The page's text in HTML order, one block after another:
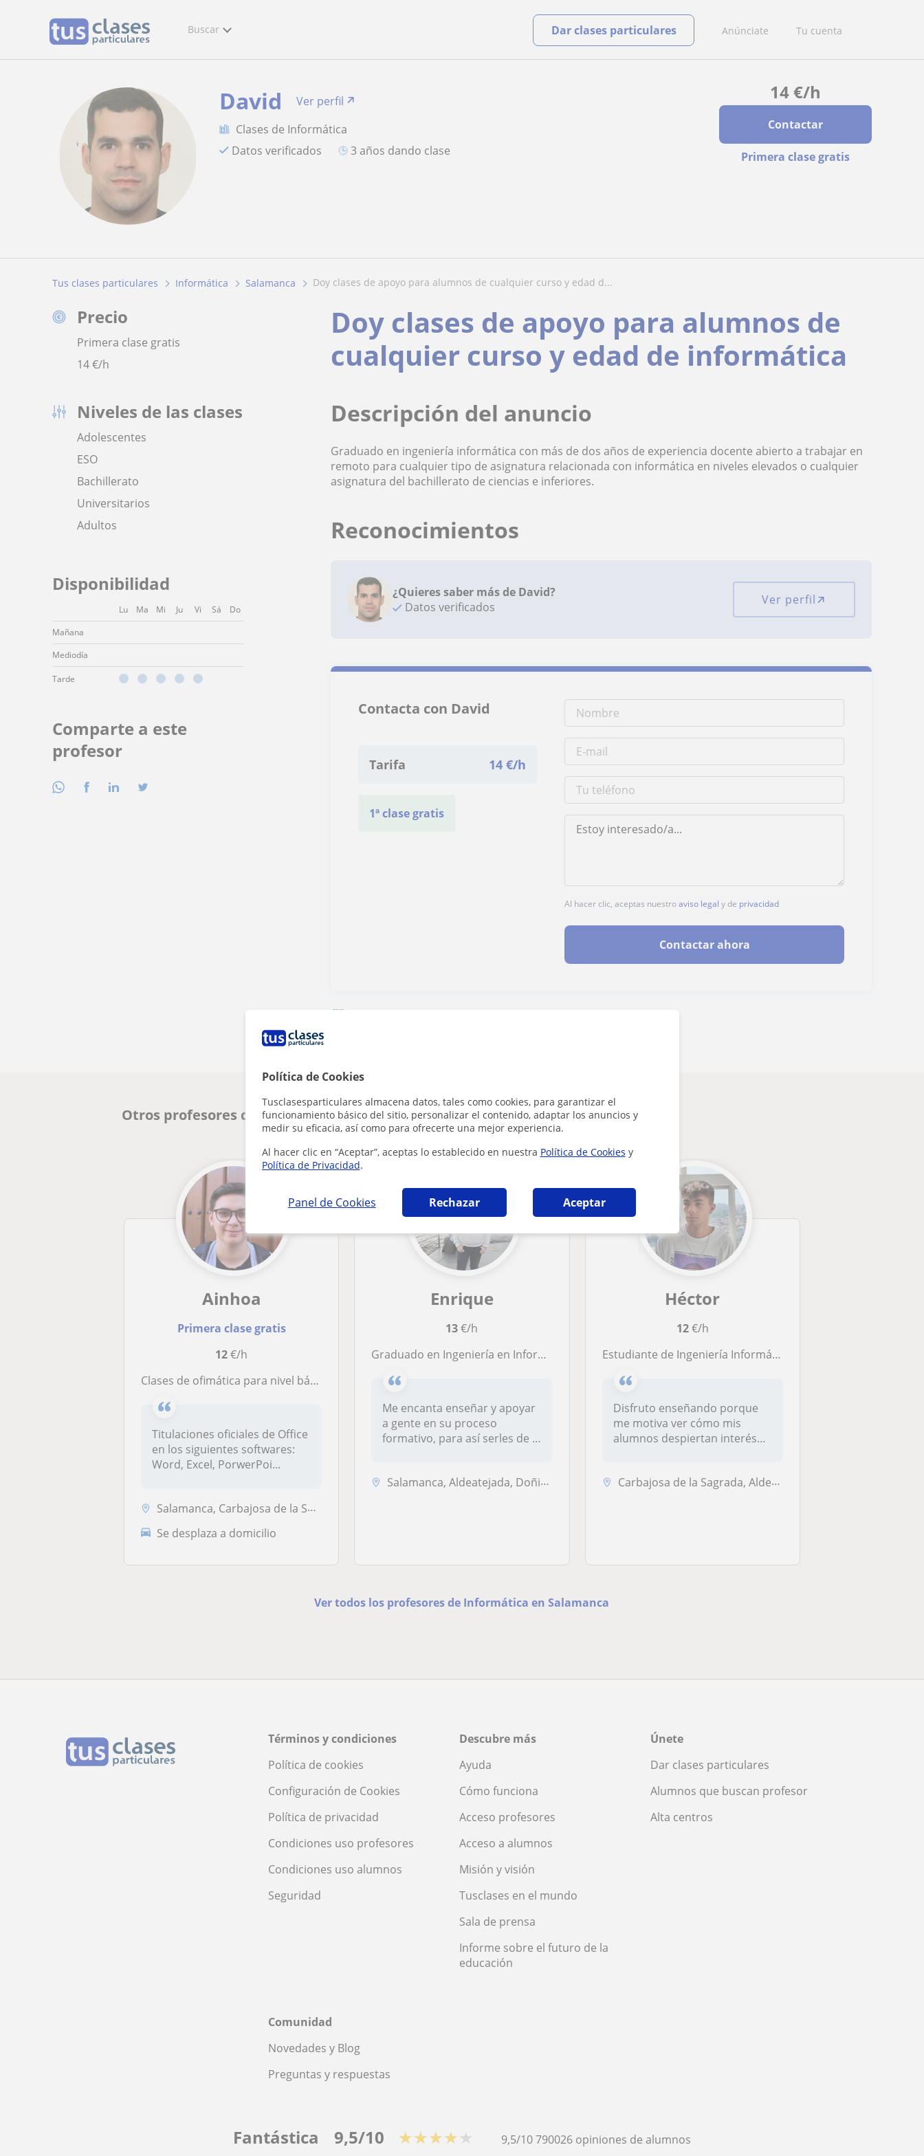
Política de Cookies
Tusclasesparticulares almacena datos, tales como cookies, para garantizar el
funcionamiento básico del sitio, personalizar el contenido, adaptar los anuncios y
medir su eficacia, así como para ofrecerte una mejor experiencia.
Al hacer clic en “Aceptar”, aceptas lo establecido en nuestra Política de Cookies y
Política de Privacidad.
Panel de Cookies Rechazar Aceptar
Buscar Anúnciate Tu cuenta
Dar clases particulares
14€/h
Contactar
Primera clase gratis
David
Ver perfil
Clases de Informática
Datos verificados
3 años dando clase
Tus clases particulares Informática Salamanca doy clases de apoyo para alumnos de cualquier curso y edad d...
Precio
Primera clase gratis
14€/h
Niveles de las clases
Adolescentes
ESO
Bachillerato
Universitarios
Adultos
Disponibilidad
Lu Ma Mi Ju Vi Sá
Do
Mañana
Mediodía
Tarde
Comparte a este
profesor
Doy clases de apoyo para alumnos de
cualquier curso y edad de informática
Descripción del anuncio
Graduado en ingeniería informática con más de dos años de experiencia docente abierto a trabajar en
remoto para cualquier tipo de asignatura relacionada con informática en niveles elevados o cualquier
asignatura del bachillerato de ciencias e inferiores.
Reconocimientos
¿Quieres saber más de David?
Datos verificados
Ver perfil
Contacta con David
Tarifa 14 €/h
1ª clase gratis
Al hacer clic, aceptas nuestroaviso legal y de privacidad
Contactar ahora
Otros profesores de Informática en Salamanca que pueden interesarte
Ainhoa
Primera clase gratis
12€/h
Clases de ofimática para nivel básico e intermedio
Titulaciones oficiales de Office
en los siguientes softwares:
Word, Excel, PorwerPoi...
Salamanca, Carbajosa de la Sagrada, Santa Marta de Tormes, Villamayor
Se desplaza a domicilio
Enrique
13€/h
Graduado en Ingeniería en Informática con 3 años de experiencia en empresa privada dispuesto a enseñar todo lo que he aprendido
Me encanta enseñar y apoyar
a gente en su proceso
formativo, para así serles de la
Salamanca, Aldeatejada, Doñinos de , Villamayor
Héctor
12€/h
Estudiante de Ingeniería Informática con experiencia dando clases particulares de matemáticas y física.
Disfruto enseñando porque
me motiva ver cómo mis
alumnos despiertan interés
Carbajosa de la Sagrada, Aldeatejada, Salamanca, Santa Marta de Tormes...
Ver todos los profesores de Informática en Salamanca
Términos y condiciones
Política de cookies
Configuración de Cookies
Política de privacidad
Condiciones uso profesores
Condiciones uso alumnos
Seguridad
Descubre más
Ayuda
Cómo funciona
Acceso profesores
Acceso a alumnos
Misión y visión
Tusclases en el mundo
Sala de prensa
Informe sobre el futuro de la
educación
Únete
Dar clases particulares
Alumnos que buscan profesor
Alta centros
Comunidad
Novedades y Blog
Preguntas y respuestas
Fantástica 9,5/10 ★★★★★ 9,5/10790026 opiniones de alumnos